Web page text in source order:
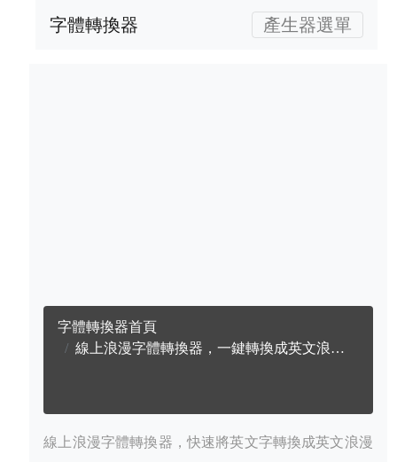
字體轉換器 產生器選單
字體轉換器首頁
線上浪漫字體轉換器，一鍵轉換成英文浪漫字體
線上浪漫字體轉換器，快速將英文字轉換成英文浪漫